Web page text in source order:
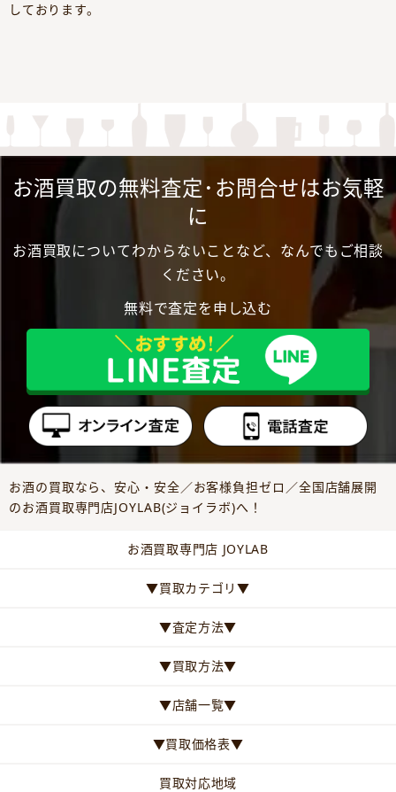
しております。
お酒買取の無料査定･お問合せはお気軽
に
お酒買取についてわからないことなど、なんでもご相談
ください。
無料で査定を申し込む
お酒の買取なら、安心・安全／お客様負担ゼロ／全国店舗展開
のお酒買取専門店JOYLAB(ジョイラボ)へ！
お酒買取専門店 JOYLAB
▼買取カテゴリ▼
▼査定方法▼
▼買取方法▼
▼店舗一覧▼
▼買取価格表▼
買取対応地域